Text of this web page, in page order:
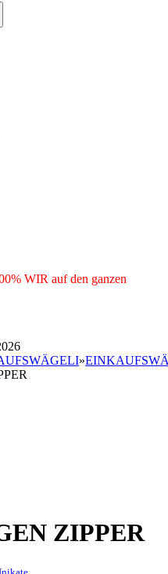
WIR auf den ganzen
»
ZIPPER